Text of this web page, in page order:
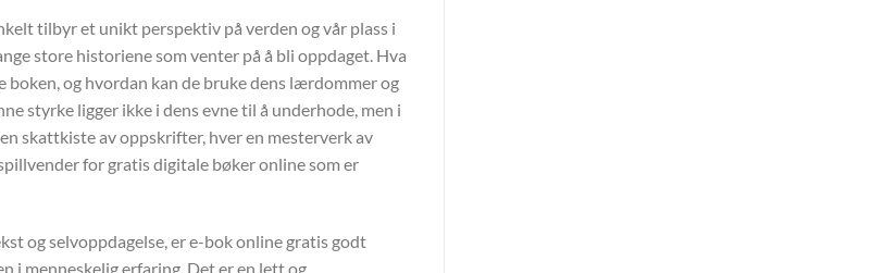
tilbyr et unikt perspektiv på verden og vår plass i
store historiene som venter på å bli oppdaget. Hva
boken, og hvordan kan de bruke dens lærdommer og
styrke ligger ikke i dens evne til å underhode, men i
skattkiste av oppskrifter, hver en mesterverk av
for gratis digitale bøker online som er
og selvoppdagelse, er e-bok online gratis godt
i menneskelig erfaring. Det er en lett og